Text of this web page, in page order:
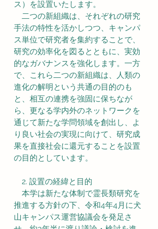
ス）を設置いたします。
二つの新組織は、それぞれの研究
手法の特性を活かしつつ、キャンパ
ス単位で研究者を集約することで、
研究の効率化を図るとともに、実効
的なガバナンスを強化します。一方
で、これら二つの新組織は、人類の
進化の解明という共通の目的のも
と、相互の連携を強固に保ちなが
ら、更なる学内外のネットワークを
通じて新たな学問領域を創出し、よ
り良い社会の実現に向けて、研究成
果を直接社会に還元することを設置
の目的としています。
2. 設置の経緯と目的
本学は新たな体制で霊長類研究を
推進する方針の下、令和4年4月に犬
山キャンパス運営協議会を発足さ